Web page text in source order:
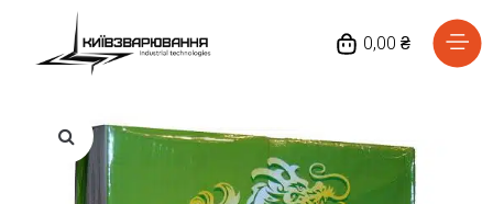
0,00 ₴
Головна
Каталог товарів